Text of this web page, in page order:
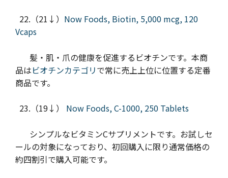
22.（21↓） Now Foods, Biotin, 5,000 mcg, 120
Vcaps
髪・肌・爪の健康を促進するビオチンです。本商
品はビオチンカテゴリで常に売上上位に位置する定番
商品です。
23.（19↓） Now Foods, C-1000, 250 Tablets
シンプルなビタミンCサプリメントです。お試しセ
ールの対象になっており、初回購入に限り通常価格の
約四割引で購入可能です。